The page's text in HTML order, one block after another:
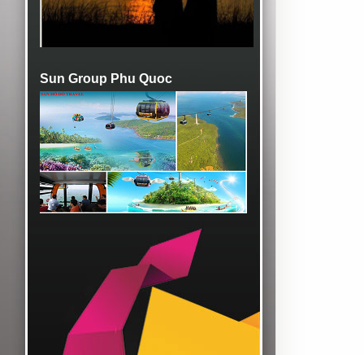
Sun Group Phu Quoc